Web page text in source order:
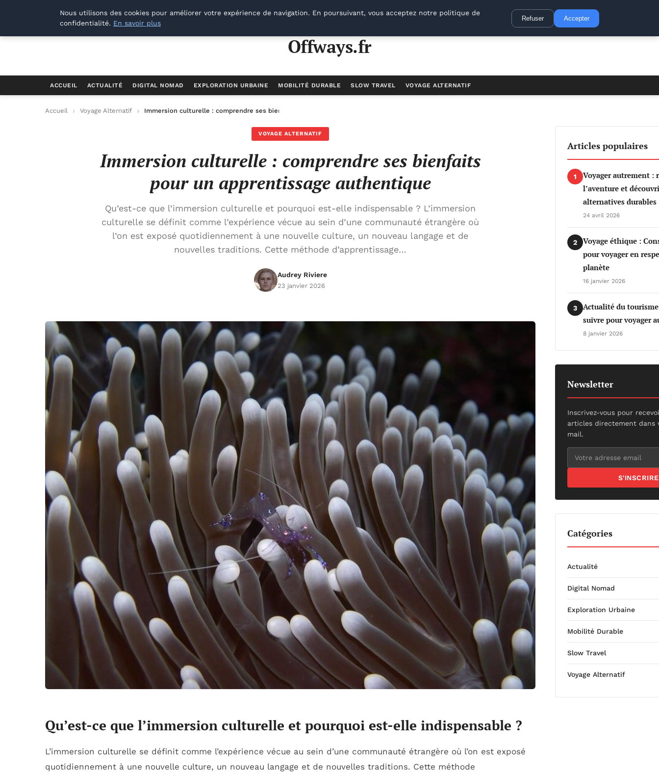
Offways.fr
Offways.fr
ACCUEIL ACTUALITÉ DIGITAL NOMAD EXPLORATION URBAINE MOBILITÉ DURABLE SLOW TRAVEL VOYAGE ALTERNATIF
Accueil Voyage Alternatif Immersion culturelle : comprendre ses bienfaits pour un apprentissage authentique
VOYAGE ALTERNATIF
Immersion culturelle : comprendre ses bienfaits
pour un apprentissage authentique
Qu’est-ce que l’immersion culturelle et pourquoi est-elle indispensable ? L’immersion
culturelle se définit comme l’expérience vécue au sein d’une communauté étrangère où
l’on est exposé quotidiennement à une nouvelle culture, un nouveau langage et de
nouvelles traditions. Cette méthode d’apprentissage…
Audrey Riviere
23 janvier 2026
Qu’est-ce que l’immersion culturelle et pourquoi est-elle indispensable ?
L’immersion culturelle se définit comme l’expérience vécue au sein d’une communauté étrangère où l’on est exposé
quotidiennement à une nouvelle culture, un nouveau langage et de nouvelles traditions. Cette méthode
Articles populaires
1
Voyager autrement :
l’aventure et
alternatives durables
24 avril 2026
2
Voyage éthique :
pour voyager en
planète
16 janvier 2026
3
Actualité du
suivre pour voyager
8 janvier 2026
Newsletter
Inscrivez-vous pour
articles directement dans
mail.
S'INSCRIRE
Catégories
Actualité
Digital Nomad
Exploration Urbaine
Mobilité Durable
Slow Travel
Voyage Alternatif
Nous utilisons des cookies pour améliorer votre expérience de navigation. En poursuivant, vous acceptez notre politique de
confidentialité. En savoir plus
Refuser Accepter